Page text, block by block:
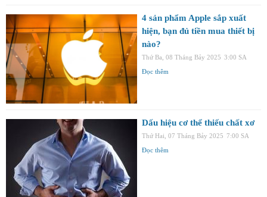
4 sản phẩm Apple sắp xuất
hiện, bạn đủ tiền mua thiết bị
nào?
Thứ Ba, 08 Tháng Bảy 2025 3:00 SA
Đọc thêm
Dấu hiệu cơ thể thiếu chất xơ
Thứ Hai, 07 Tháng Bảy 2025 7:00 SA
Đọc thêm